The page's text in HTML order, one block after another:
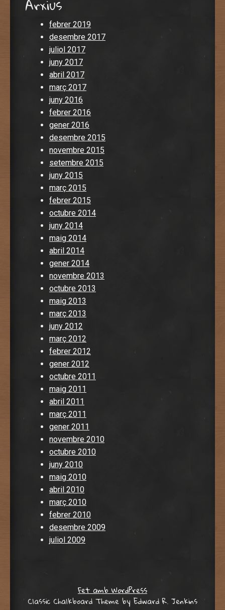
Arxius
febrer 2019
desembre 2017
juliol 2017
juny 2017
abril 2017
març 2017
juny 2016
febrer 2016
gener 2016
desembre 2015
novembre 2015
setembre 2015
juny 2015
març 2015
febrer 2015
octubre 2014
juny 2014
maig 2014
abril 2014
gener 2014
novembre 2013
octubre 2013
maig 2013
març 2013
juny 2012
març 2012
febrer 2012
gener 2012
octubre 2011
maig 2011
abril 2011
març 2011
gener 2011
novembre 2010
octubre 2010
juny 2010
maig 2010
abril 2010
març 2010
febrer 2010
desembre 2009
juliol 2009
Fet amb WordPress
Classic Chalkboard Theme by Edward R. Jenkins